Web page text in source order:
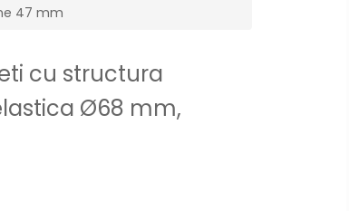
47 mm
cu structura
Ø68 mm,